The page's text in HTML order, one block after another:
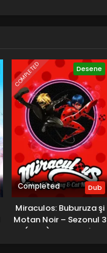
COMPLETED Desene
Completed Dub
Miraculos: Buburuza şi
Motan Noir – Sezonul 3
(2019) – Dublat în